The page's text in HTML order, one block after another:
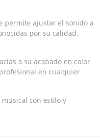
permite ajustar el sonido a
por su calidad,
a su acabado en color
en cualquier
con estilo y